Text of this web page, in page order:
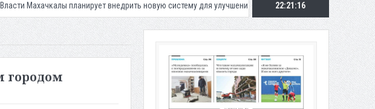
планирует внедрить новую систему для улучшения ситуации с парковками Махачкалинское
22:21:17
городом